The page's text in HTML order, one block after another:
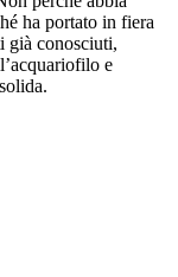
ha portato in fiera
già conosciuti,
e